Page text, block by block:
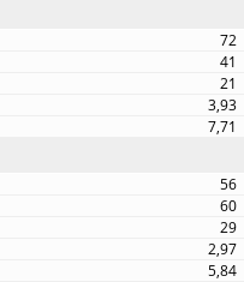
72
41
21
3,93
7,71
56
60
29
2,97
5,84